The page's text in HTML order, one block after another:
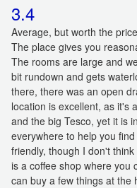
3.4
Average, but worth the price
The place gives you
The rooms are large and
bit rundown and gets
there, there was an open
location is excellent, as it's
and the big Tesco, yet it is
everywhere to help you
friendly, though I don't
is a coffee shop where you
can buy a few things at the